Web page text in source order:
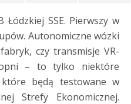
SSE. Pierwszy w
Autonomiczne wózki
czy transmisje VR-
– to tylko niektóre
które będą testowane w
Strefy Ekonomicznej.